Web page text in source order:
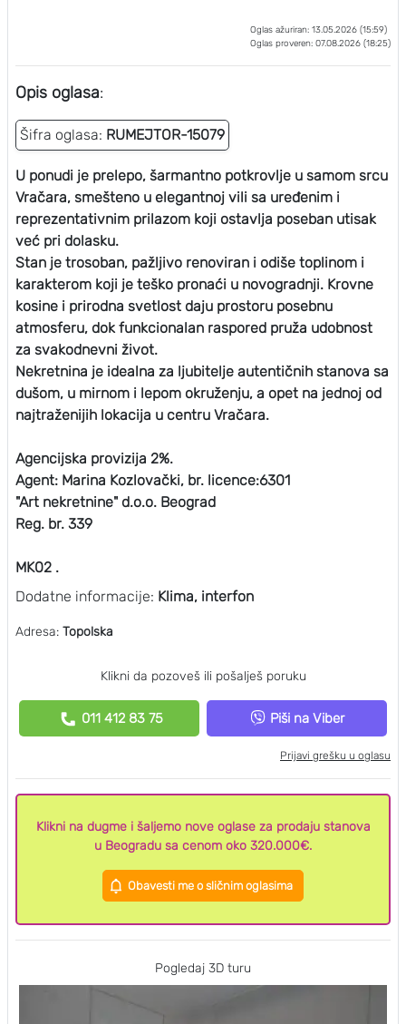
Oglas ažuriran: 13.05.2026 (15:59)
Oglas proveren: 07.08.2026 (18:25)
Opis oglasa:
Šifra oglasa: RUMEJTOR-15079
U ponudi je prelepo, šarmantno potkrovlje u samom srcu
Vračara, smešteno u elegantnoj vili sa uređenim i
reprezentativnim prilazom koji ostavlja poseban utisak
već pri dolasku.
Stan je trosoban, pažljivo renoviran i odiše toplinom i
karakterom koji je teško pronaći u novogradnji. Krovne
kosine i prirodna svetlost daju prostoru posebnu
atmosferu, dok funkcionalan raspored pruža udobnost
za svakodnevni život.
Nekretnina je idealna za ljubitelje autentičnih stanova sa
dušom, u mirnom i lepom okruženju, a opet na jednoj od
najtraženijih lokacija u centru Vračara.
Agencijska provizija 2%.
Agent: Marina Kozlovački, br. licence:6301
"Art nekretnine" d.o.o. Beograd
Reg. br. 339
MK02 .
Dodatne informacije: Klima, interfon
Adresa: Topolska
Klikni da pozoveš ili pošalješ poruku
011 412 83 75 Piši na Viber
Prijavi grešku u oglasu
Klikni na dugme i šaljemo nove oglase za prodaju stanova
u Beogradu sa cenom oko 320.000€.
Obavesti me o sličnim oglasima
Pogledaj 3D turu